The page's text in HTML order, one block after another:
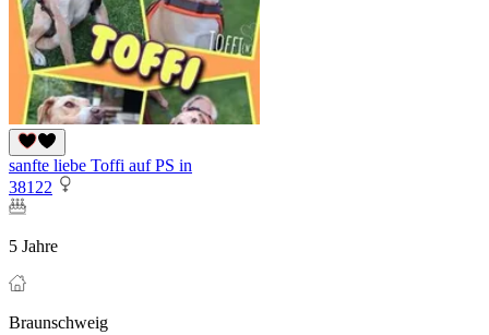
sanfte liebe Toffi auf PS in
38122
5 Jahre
Braunschweig